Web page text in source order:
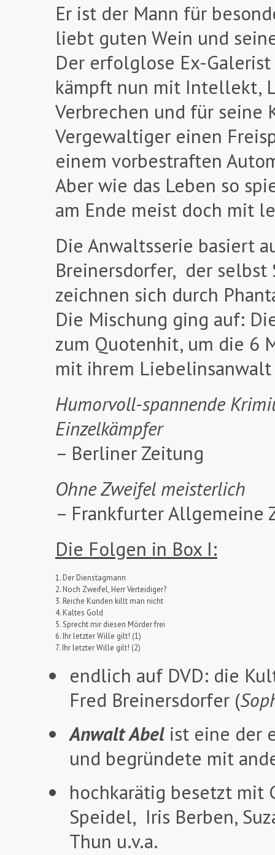
Er ist der Mann für
liebt guten Wein und
Der erfolglose Ex-
kämpft nun mit Intellekt,
Verbrechen und für seine
Vergewaltiger einen
einem vorbestraften
Aber wie das Leben so
am Ende meist doch mit
Die Anwaltsserie basiert
Breinersdorfer, der
zeichnen sich durch
Die Mischung ging auf:
zum Quotenhit, um die 6
mit ihrem
Humorvoll-spannende
Einzelkämpfer
– Berliner Zeitung
Ohne Zweifel meisterlich
– Frankfurter Allgemeine
Die Folgen in Box I:
1. Der Dienstagmann
2. Noch Zweifel, Herr Verteidiger?
3. Reiche Kunden killt man nicht
4. Kaltes Gold
5. Sprecht mir diesen Mörder frei
6. Ihr letzter Wille gilt! (1)
7. Ihr letzter Wille gilt! (2)
endlich auf DVD: die
Fred Breinersdorfer (
Anwalt Abel ist eine der
und begründete mit
hochkarätig besetzt mit
Speidel, Iris Berben,
Thun u.v.a.